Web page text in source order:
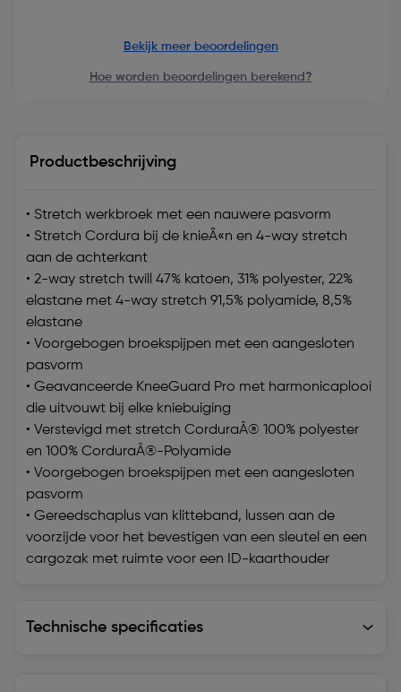
Bekijk meer beoordelingen
Hoe worden beoordelingen berekend?
Productbeschrijving
• Stretch werkbroek met een nauwere pasvorm
• Stretch Cordura bij de knieÃ«n en 4-way stretch
aan de achterkant
• 2-way stretch twill 47% katoen, 31% polyester, 22%
elastane met 4-way stretch 91,5% polyamide, 8,5%
elastane
• Voorgebogen broekspijpen met een aangesloten
pasvorm
• Geavanceerde KneeGuard Pro met harmonicaplooi
die uitvouwt bij elke kniebuiging
• Verstevigd met stretch CorduraÂ® 100% polyester
en 100% CorduraÂ®-Polyamide
• Voorgebogen broekspijpen met een aangesloten
pasvorm
• Gereedschaplus van klitteband, lussen aan de
voorzijde voor het bevestigen van een sleutel en een
cargozak met ruimte voor een ID-kaarthouder
Technische specificaties